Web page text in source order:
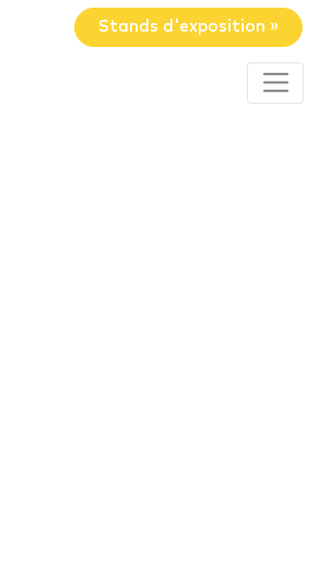
Stands d'exposition »